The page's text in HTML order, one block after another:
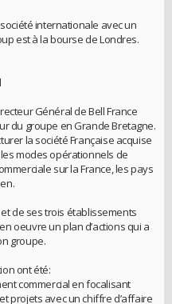
internationale avec un
est à la bourse de Londres.
Général de Bell France
du groupe en Grande Bretagne.
la société Française acquise
modes opérationnels de
sur la France, les pays
et de ses trois établissements
oeuvre un plan d’actions qui a
groupe.
ont été:
commercial en focalisant
projets avec un chiffre d’affaire